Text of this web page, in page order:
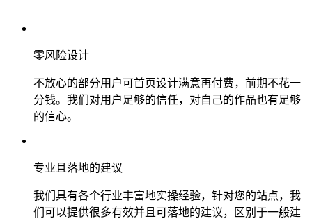
零风险设计
不放心的部分用户可首页设计满意再付费，前期不花一
分钱。我们对用户足够的信任，对自己的作品也有足够
的信心。
专业且落地的建议
我们具有各个行业丰富地实操经验，针对您的站点，我
们可以提供很多有效并且可落地的建议，区别于一般建